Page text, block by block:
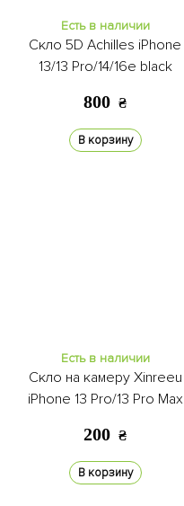
Есть в наличии
Скло 5D Achilles iPhone
13/13 Pro/14/16e black
800 ₴
В корзину
Есть в наличии
Скло на камеру Xinreeu
iPhone 13 Pro/13 Pro Max
200 ₴
В корзину